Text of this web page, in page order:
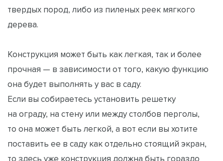
твердых пород, либо из пиленых реек мягкого
дерева.
Конструкция может быть как легкая, так и более
прочная — в зависимости от того, какую функцию
она будет выполнять у вас в саду.
Если вы собираетесь установить решетку
на ограду, на стену или между столбов перголы,
то она может быть легкой, а вот если вы хотите
поставить ее в саду как отдельно стоящий экран,
то здесь уже конструкция должна быть гораздо